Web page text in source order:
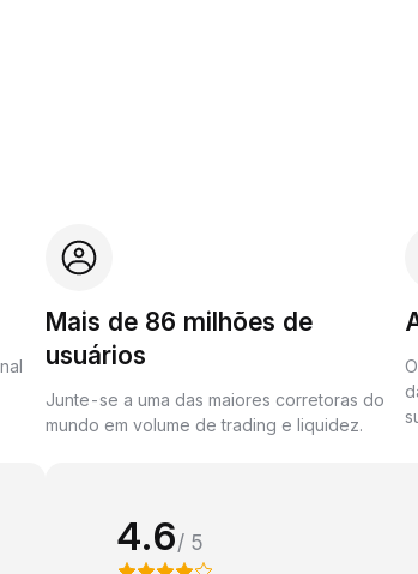
Mais de 86 milhões de
usuários
Junte-se a uma das maiores corretoras do
mundo em volume de trading e liquidez.
4.6/ 5